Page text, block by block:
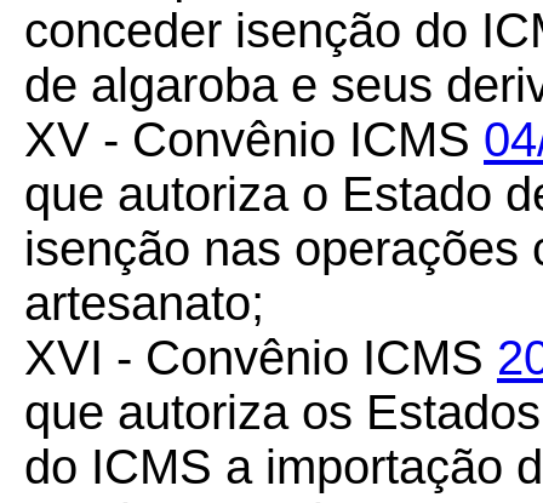
conceder isenção do
de algaroba e seus
XV - Convênio ICMS
que autoriza o Estado
isenção nas operações
artesanato;
XVI - Convênio ICMS
que autoriza os
do ICMS a importação